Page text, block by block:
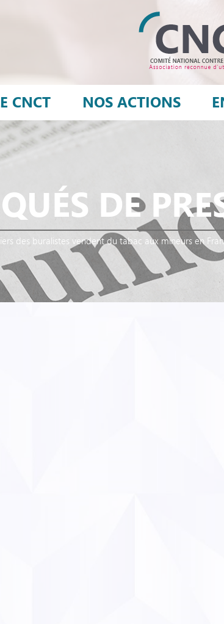
CNCT NOS ACTIONS
DE
des buralistes vendent du tabac aux mineurs en